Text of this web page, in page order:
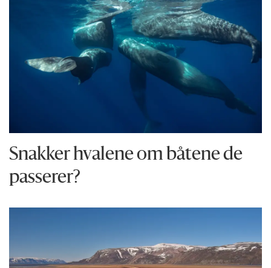
Snakker hvalene om båtene de
passerer?